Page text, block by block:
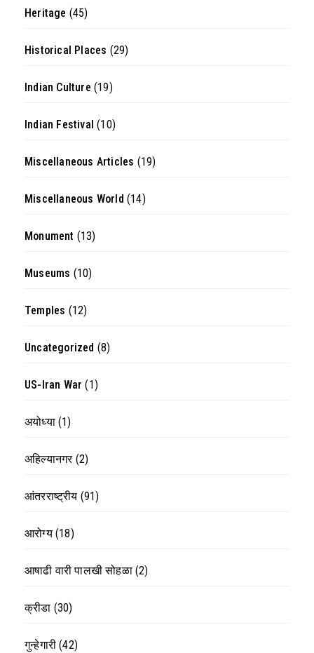
Heritage (45)
Historical Places (29)
Indian Culture (19)
Indian Festival (10)
Miscellaneous Articles (19)
Miscellaneous World (14)
Monument (13)
Museums (10)
Temples (12)
Uncategorized (8)
US-Iran War (1)
अयोध्या(1)
अहिल्यानगर(2)
आंतरराष्ट्रीय (91)
आरोग्य(18)
आषाढी वारी पालखी सोहळा(2)
क्रीडा (30)
गुन्हेगारी (42)